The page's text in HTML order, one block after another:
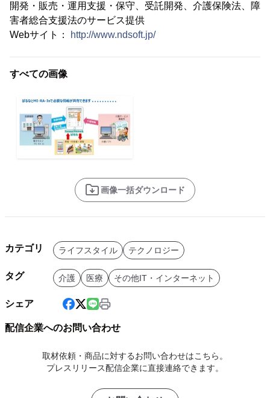
開発・販売・運用支援・保守、受託開発、介護保険法、障
害者総合支援法のサービス提供
Webサイト：
http://www.ndsoft.jp/
すべての画像
画像一括ダウンロード
カテゴリ ライフスタイル テクノロジー
タグ 介護 医療 その他IT・インターネット
シェア
配信企業へのお問い合わせ
取材依頼・商品に対するお問い合わせはこちら。
プレスリリース配信企業に直接連絡できます。